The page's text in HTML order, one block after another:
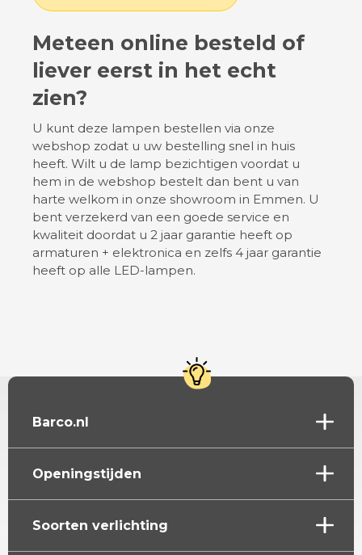
Meteen online besteld of
liever eerst in het echt
zien?
U kunt deze lampen bestellen via onze
webshop zodat u uw bestelling snel in huis
heeft. Wilt u de lamp bezichtigen voordat u
hem in de webshop bestelt dan bent u van
harte welkom in onze showroom in Emmen. U
bent verzekerd van een goede service en
kwaliteit doordat u 2 jaar garantie heeft op
armaturen + elektronica en zelfs 4 jaar garantie
heeft op alle LED-lampen.
Barco.nl
Openingstijden
Soorten verlichting